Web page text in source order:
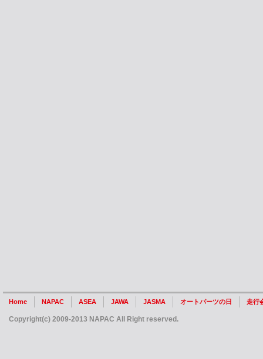
Home NAPAC ASEA JAWA JASMA オートパーツの日 走行
Copyright(c) 2009-2013 NAPAC All Right reserved.